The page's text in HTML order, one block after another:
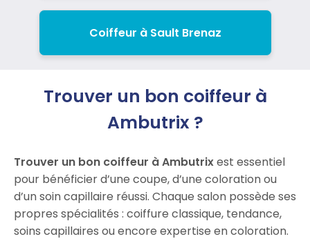
Coiffeur à Sault Brenaz
Trouver un bon coiffeur à
Ambutrix ?
Trouver un bon coiffeur à Ambutrixest essentiel
pour bénéficier d’une coupe, d’une coloration ou
d’un soin capillaire réussi. Chaque salon possède ses
propres spécialités : coiffure classique, tendance,
soins capillaires ou encore expertise en coloration.